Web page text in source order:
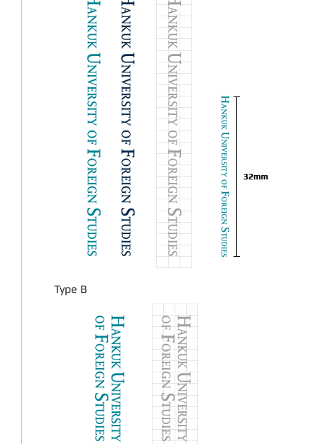
Type B